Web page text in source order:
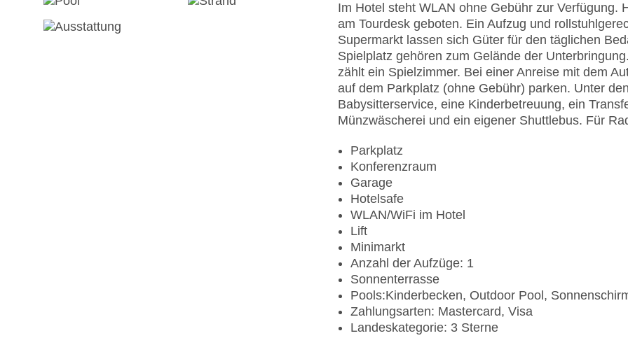
Im Hotel steht WLAN ohne Gebühr zur Verfügung.
am Tourdesk geboten. Ein Aufzug und
Supermarkt lassen sich Güter für den täglichen
Spielplatz gehören zum Gelände der
zählt ein Spielzimmer. Bei einer Anreise mit dem
auf dem Parkplatz (ohne Gebühr) parken. Unter
Babysitterservice, eine Kinderbetreuung, ein
Münzwäscherei und ein eigener Shuttlebus. Für
Parkplatz
Konferenzraum
Garage
Hotelsafe
WLAN/WiFi im Hotel
Lift
Minimarkt
Anzahl der Aufzüge: 1
Sonnenterrasse
Pools:Kinderbecken, Outdoor Pool,
Zahlungsarten: Mastercard, Visa
Landeskategorie: 3 Sterne